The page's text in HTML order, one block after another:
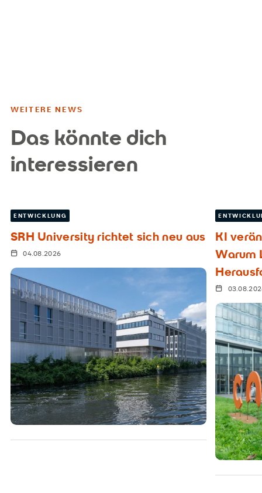
WEITERE NEWS
Das könnte dich
interessieren
ENTWICKLUNG
SRH University richtet sich neu aus
04.08.2026
KI
Warum